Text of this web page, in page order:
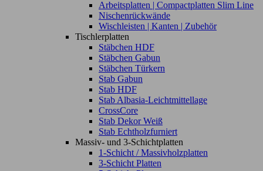
Arbeitsplatten | Compactplatten Slim Line
Nischenrückwände
Wischleisten | Kanten | Zubehör
Tischlerplatten
Stäbchen HDF
Stäbchen Gabun
Stäbchen Türkern
Stab Gabun
Stab HDF
Stab Albasia-Leichtmittellage
CrossCore
Stab Dekor Weiß
Stab Echtholzfurniert
Massiv- und 3-Schichtplatten
1-Schicht / Massivholzplatten
3-Schicht Platten